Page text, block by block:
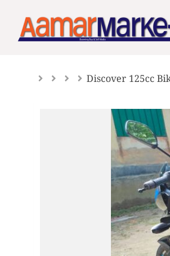
content
Discover 125cc